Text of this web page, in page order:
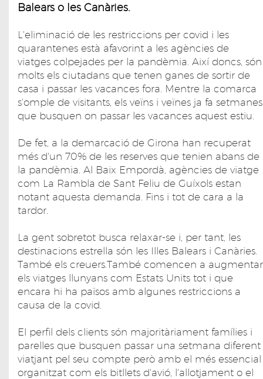
Balears o les Canàries.
L'eliminació de les restriccions per covid i les
quarantenes està afavorint a les agències de
viatges colpejades per la pandèmia. Així doncs, són
molts els ciutadans que tenen ganes de sortir de
casa i passar les vacances fora. Mentre la comarca
s'omple de visitants, els veïns i veïnes ja fa setmanes
que busquen on passar les vacances aquest estiu.
De fet, a la demarcació de Girona han recuperat
més d'un 70% de les reserves que tenien abans de
la pandèmia. Al Baix Empordà, agències de viatge
com La Rambla de Sant Feliu de Guíxols estan
notant aquesta demanda. Fins i tot de cara a la
tardor.
La gent sobretot busca relaxar-se i, per tant, les
destinacions estrella són les Illes Balears i Canàries.
També els creuers.També comencen a augmentar
els viatges llunyans com Estats Units tot i que
encara hi ha països amb algunes restriccions a
causa de la covid.
El perfil dels clients són majoritàriament famílies i
parelles que busquen passar una setmana diferent
viatjant pel seu compte però amb el més essencial
organitzat com els bitllets d'avió, l'allotjament o el